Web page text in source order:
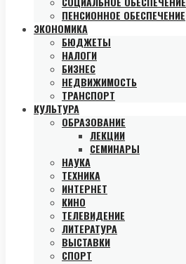
ПЕНСИОННОЕ ОБЕСПЕЧЕНИЕ
ЭКОНОМИКА
БЮДЖЕТЫ
НАЛОГИ
БИЗНЕС
НЕДВИЖИМОСТЬ
ТРАНСПОРТ
КУЛЬТУРА
ОБРАЗОВАНИЕ
ЛЕКЦИИ
СЕМИНАРЫ
НАУКА
ТЕХНИКА
ИНТЕРНЕТ
КИНО
ТЕЛЕВИДЕНИЕ
ЛИТЕРАТУРА
ВЫСТАВКИ
СПОРТ